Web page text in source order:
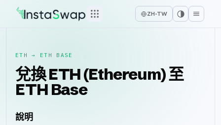
ZH-TW
ETH → ETH BASE
兌換 ETH (Ethereum) 至
ETH Base
說明